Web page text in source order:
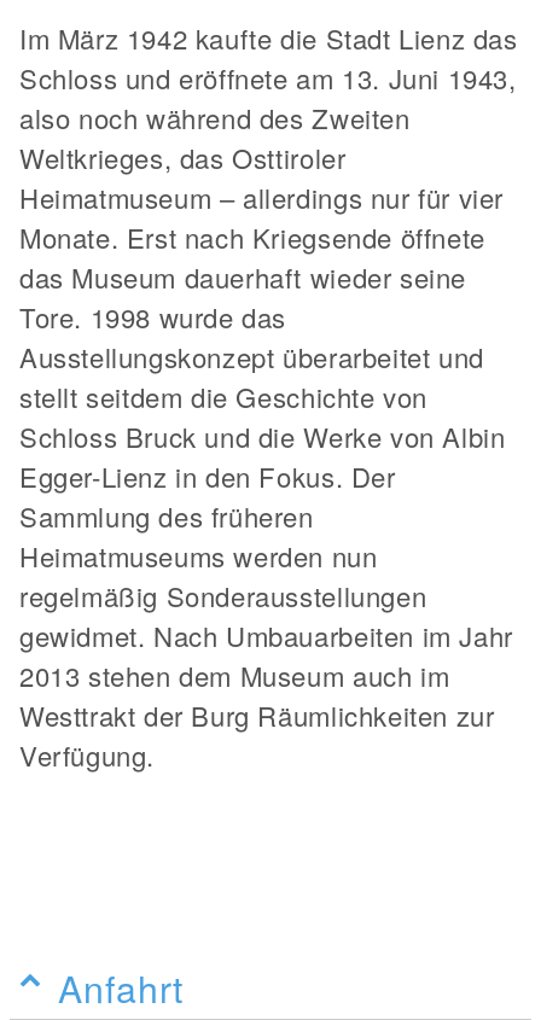
Im März 1942 kaufte die Stadt Lienz das
Schloss und eröffnete am 13. Juni 1943,
also noch während des Zweiten
Weltkrieges, das Osttiroler
Heimatmuseum – allerdings nur für vier
Monate. Erst nach Kriegsende öffnete
das Museum dauerhaft wieder seine
Tore. 1998 wurde das
Ausstellungskonzept überarbeitet und
stellt seitdem die Geschichte von
Schloss Bruck und die Werke von Albin
Egger-Lienz in den Fokus. Der
Sammlung des früheren
Heimatmuseums werden nun
regelmäßig Sonderausstellungen
gewidmet. Nach Umbauarbeiten im Jahr
2013 stehen dem Museum auch im
Westtrakt der Burg Räumlichkeiten zur
Verfügung.
Anfahrt